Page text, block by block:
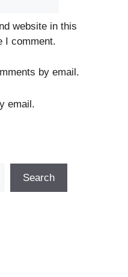
website in this
I comment.
by email.
email.
Search